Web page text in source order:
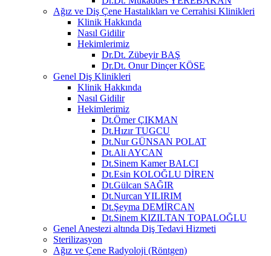
Ağız ve Diş Çene Hastalıkları ve Cerrahisi Klinikleri
Klinik Hakkında
Nasıl Gidilir
Hekimlerimiz
Dr.Dt. Zübeyir BAŞ
Dr.Dt. Onur Dinçer KÖSE
Genel Diş Klinikleri
Klinik Hakkında
Nasıl Gidilir
Hekimlerimiz
Dt.Ömer ÇIKMAN
Dt.Hızır TUGCU
Dt.Nur GÜNSAN POLAT
Dt.Ali AYCAN
Dt.Sinem Kamer BALCI
Dt.Esin KOLOĞLU DİREN
Dt.Gülcan SAĞIR
Dt.Nurcan YILIRIM
Dt.Şeyma DEMİRCAN
Dt.Sinem KIZILTAN TOPALOĞLU
Genel Anestezi altında Diş Tedavi Hizmeti
Sterilizasyon
Ağız ve Çene Radyoloji (Röntgen)